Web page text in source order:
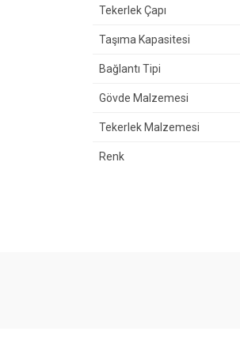
Tekerlek Çapı
Taşıma Kapasitesi
Bağlantı Tipi
Gövde Malzemesi
Tekerlek Malzemesi
Renk